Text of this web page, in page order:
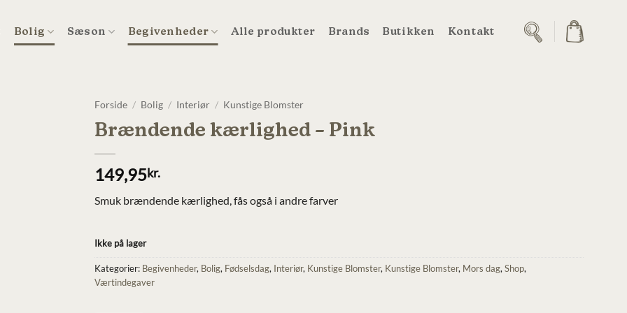
Bolig Sæson Begivenheder Alle produkter Brands Butikken Kontakt
Forside / Bolig / Interiør / Kunstige Blomster
Brændende kærlighed – Pink
149,95kr.
Smuk brændende kærlighed, fås også i andre farver
Ikke på lager
Kategorier: Begivenheder, Bolig, Fødselsdag, Interiør, Kunstige Blomster, Kunstige Blomster, Mors dag,Shop,
Værtindegaver